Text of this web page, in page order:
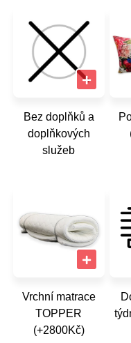
Bez doplňků a
doplňkových
služeb
Vrchní matrace
TOPPER
(+2800Kč)